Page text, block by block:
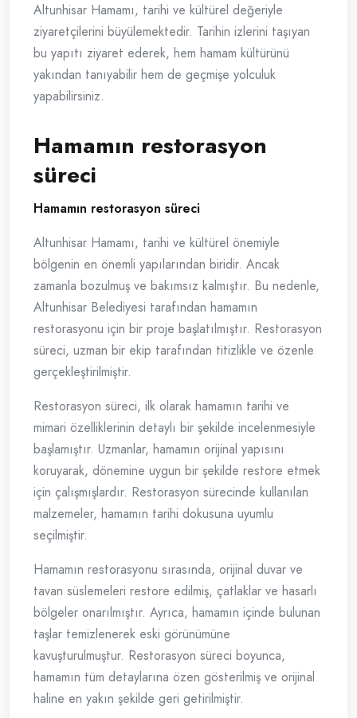
Altunhisar Hamamı, tarihi ve kültürel değeriyle
ziyaretçilerini büyülemektedir. Tarihin izlerini taşıyan
bu yapıtı ziyaret ederek, hem hamam kültürünü
yakından tanıyabilir hem de geçmişe yolculuk
yapabilirsiniz.
Hamamın restorasyon
süreci
Hamamın restorasyon süreci
Altunhisar Hamamı, tarihi ve kültürel önemiyle
bölgenin en önemli yapılarından biridir. Ancak
zamanla bozulmuş ve bakımsız kalmıştır. Bu nedenle,
Altunhisar Belediyesi tarafından hamamın
restorasyonu için bir proje başlatılmıştır. Restorasyon
süreci, uzman bir ekip tarafından titizlikle ve özenle
gerçekleştirilmiştir.
Restorasyon süreci, ilk olarak hamamın tarihi ve
mimari özelliklerinin detaylı bir şekilde incelenmesiyle
başlamıştır. Uzmanlar, hamamın orijinal yapısını
koruyarak, dönemine uygun bir şekilde restore etmek
için çalışmışlardır. Restorasyon sürecinde kullanılan
malzemeler, hamamın tarihi dokusuna uyumlu
seçilmiştir.
Hamamın restorasyonu sırasında, orijinal duvar ve
tavan süslemeleri restore edilmiş, çatlaklar ve hasarlı
bölgeler onarılmıştır. Ayrıca, hamamın içinde bulunan
taşlar temizlenerek eski görünümüne
kavuşturulmuştur. Restorasyon süreci boyunca,
hamamın tüm detaylarına özen gösterilmiş ve orijinal
haline en yakın şekilde geri getirilmiştir.